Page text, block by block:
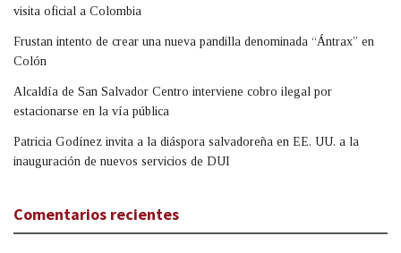
visita oficial a Colombia
Frustan intento de crear una nueva pandilla denominada “Ántrax” en
Colón
Alcaldía de San Salvador Centro interviene cobro ilegal por
estacionarse en la vía pública
Patricia Godínez invita a la diáspora salvadoreña en EE. UU. a la
inauguración de nuevos servicios de DUI
Comentarios recientes